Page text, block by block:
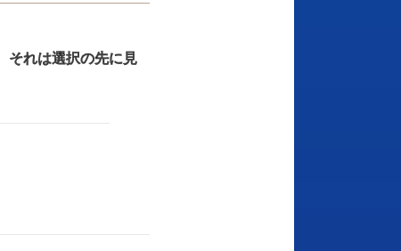
それは選択の先に見